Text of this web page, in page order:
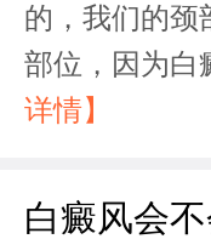
的，我们的颈
部位，因为白
详情】
白癜风会